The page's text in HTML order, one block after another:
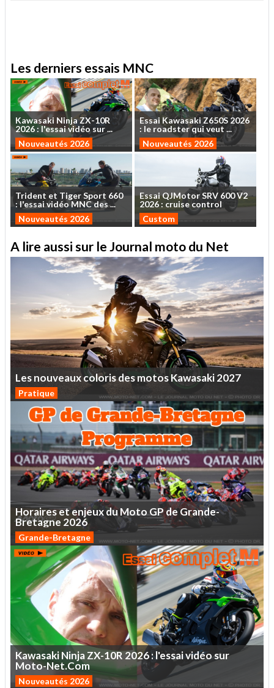
Les derniers essais MNC
Kawasaki NinjaZX-10R
2026: l'essaividéo sur...
Nouveautés 2026
Essai Kawasaki Z650S 2026
: le roadsterquiveut ...
Nouveautés 2026
Trident et TigerSport 660
: l'essaividéo MNCdes...
Nouveautés 2026
EssaiQJMotorSRV 600V2
2026 : cruise control
Custom
A lire aussi sur le Journal moto du Net
LesnouveauxcolorisdesmotosKawasaki2027
Pratique
HorairesetenjeuxduMotoGPdeGrande-
Bretagne 2026
Grande-Bretagne
KawasakiNinjaZX-10R2026:l'essaividéosur
Moto-Net.Com
Nouveautés 2026